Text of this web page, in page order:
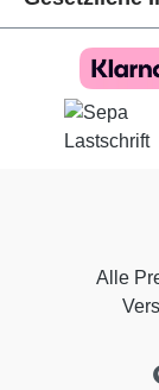
Alle